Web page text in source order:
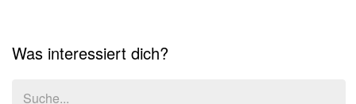
Was interessiert dich?